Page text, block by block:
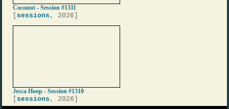
Coconut - Session #1311
sessions , 2026]
Jesca Hoop - Session #1310
sessions , 2026]